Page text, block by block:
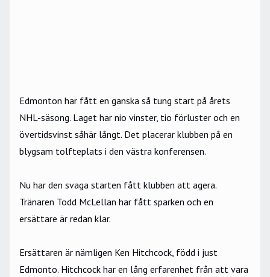
Edmonton har fått en ganska så tung start på årets
NHL-säsong. Laget har nio vinster, tio förluster och en
övertidsvinst såhär långt. Det placerar klubben på en
blygsam tolfteplats i den västra konferensen.
Nu har den svaga starten fått klubben att agera.
Tränaren Todd McLellan har fått sparken och en
ersättare är redan klar.
Ersättaren är nämligen Ken Hitchcock, född i just
Edmonto. Hitchcock har en lång erfarenhet från att vara